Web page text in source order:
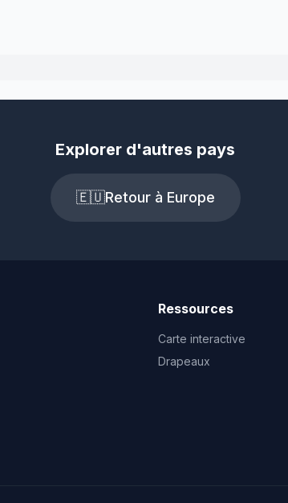
Explorer d'autres pays
🇪🇺Retour à Europe
Ressources
Carte interactive
Drapeaux